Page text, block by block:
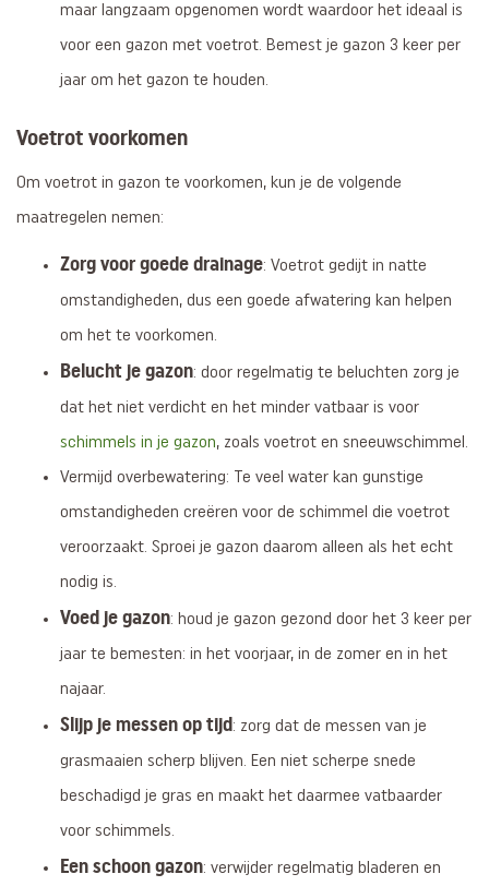
maar langzaam opgenomen wordt waardoor het ideaal is
voor een gazon met voetrot. Bemest je gazon 3 keer per
jaar om het gazon te houden.
Voetrot voorkomen
Om voetrot in gazon te voorkomen, kun je de volgende
maatregelen nemen:
Zorg voor goede drainage: Voetrot gedijt in natte
omstandigheden, dus een goede afwatering kan helpen
om het te voorkomen.
Belucht je gazon: door regelmatig te beluchten zorg je
dat het niet verdicht en het minder vatbaar is voor
schimmels in je gazon, zoals voetrot en sneeuwschimmel.
Vermijd overbewatering: Te veel water kan gunstige
omstandigheden creëren voor de schimmel die voetrot
veroorzaakt. Sproei je gazon daarom alleen als het echt
nodig is.
Voed je gazon: houd je gazon gezond door het 3 keer per
jaar te bemesten: in het voorjaar, in de zomer en in het
najaar.
Slijp je messen op tijd: zorg dat de messen van je
grasmaaien scherp blijven. Een niet scherpe snede
beschadigd je gras en maakt het daarmee vatbaarder
voor schimmels.
Een schoon gazon: verwijder regelmatig bladeren en